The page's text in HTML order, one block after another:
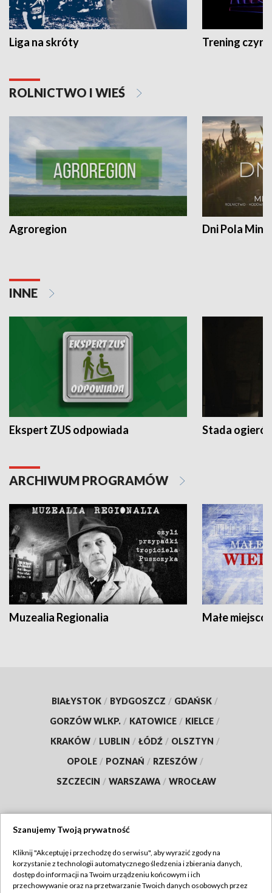
Liga na skróty Trening czyni
ROLNICTWO I WIEŚ
Agroregion Dni Pola
INNE
Ekspert ZUS odpowiada Stada
ARCHIWUM PROGRAMÓW
Muzealia Regionalia Małe
BIAŁYSTOK / BYDGOSZCZ / GDAŃSK /
GORZÓW WLKP. / KATOWICE / KIELCE /
KRAKÓW / LUBLIN / ŁÓDŹ / OLSZTYN /
OPOLE / POZNAŃ / RZESZÓW /
SZCZECIN / WARSZAWA / WROCŁAW
TVP
Abonament TVP
Regulamin TVP
Szanujemy Twoją prywatność
Kliknij "Akceptuję i przechodzę do serwisu", aby wyrazić zgody na
korzystanie z technologii automatycznego śledzenia i zbierania danych,
dostęp do informacji na Twoim urządzeniu końcowym i ich
przechowywanie oraz na przetwarzanie Twoich danych osobowych przez